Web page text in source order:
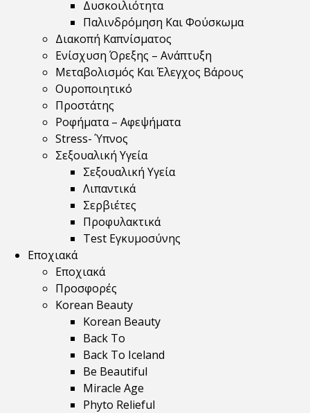
Δυσκοιλιότητα
Παλινδρόμηση Και Φούσκωμα
Διακοπή Καπνίσματος
Ενίσχυση Όρεξης – Ανάπτυξη
Μεταβολισμός Και Έλεγχος Βάρους
Ουροποιητικό
Προστάτης
Ροφήματα – Αφεψήματα
Stress- Ύπνος
Σεξουαλική Υγεία
Σεξουαλική Υγεία
Λιπαντικά
Σερβιέτες
Προφυλακτικά
Test Εγκυμοσύνης
Εποχιακά
Εποχιακά
Προσφορές
Korean Beauty
Korean Beauty
Back To
Back To Iceland
Be Beautiful
Miracle Age
Phyto Relieful